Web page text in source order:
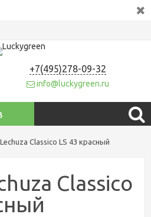
+7(495)278-09-32
info@luckygreen.ru
Classico LS 43 красный
Classico